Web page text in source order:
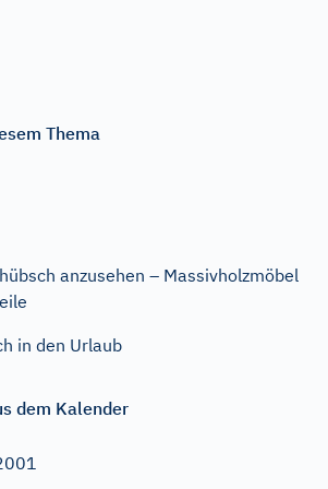
Thema
anzusehen – Massivholzmöbel
in den Urlaub
dem Kalender